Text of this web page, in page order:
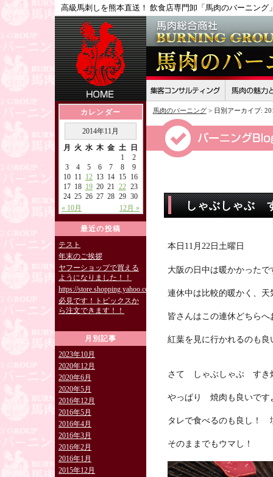
高級馬刺しを熊本直送！ 飲食店専門卸「馬肉のバーニング
カレンダー
2014年11月
月
火 水 木 金 土 日
« 10月 12月 »
1
2
3
4 5 6 7 8
9
10 11 12 13 14 15
16
17 18 19 20 21 22 23
24 25 26 27 28 29 30
最近の投稿
テスト
年末のご挨拶
ヤフーショップで買える
ようになりました！！
https://store.shopping.yahoo.co.jp/burning829/
必見です！トピックスか
ら注文できます！！
月別記事
2023年10月
2020年12月
2020年6月
2020年5月
2016年12月
2016年5月
2016年4月
2016年3月
2016年2月
2016年1月
2015年12月
馬肉のバーニング> 日別アーカイブ:
しゃぶしゃぶ
本日11月22日土曜日
大阪の日中は暖かかったで
連休中は比較的暖かく、
皆さんはこの連休どちら
紅葉を見に行かれるのも良
さて しゃぶしゃぶ すき
やっぱり 焼肉も良いです
タレで食べるのも良し！
そのままでもウマし！